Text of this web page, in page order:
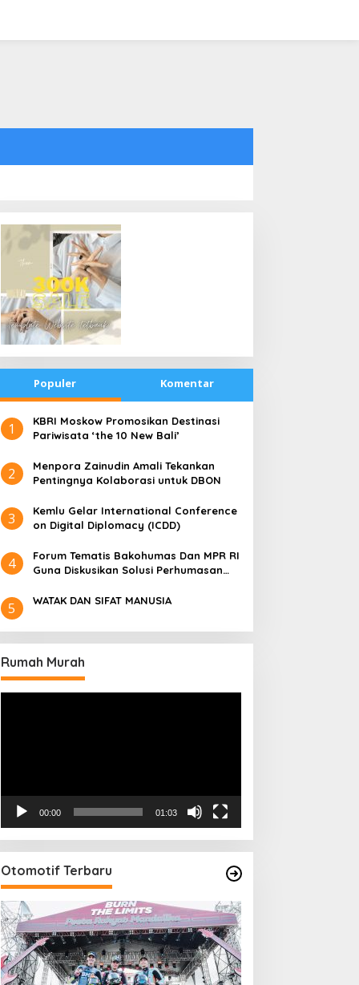
Populer Komentar
1
​KBRI Moskow Promosikan Destinasi
Pariwisata ‘the 10 New Bali’
2
​Menpora Zainudin Amali Tekankan
Pentingnya Kolaborasi untuk DBON
3
​Kemlu Gelar International Conference
on Digital Diplomacy (ICDD)
4
Forum Tematis Bakohumas Dan MPR RI
Guna Diskusikan Solusi Perhumasan
Masing
5 WATAK DAN SIFAT MANUSIA
Rumah Murah
00:00 01:03
Otomotif Terbaru